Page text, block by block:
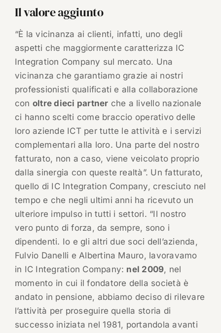
Il valore aggiunto
“È la vicinanza ai clienti, infatti, uno degli
aspetti che maggiormente caratterizza IC
Integration Company sul mercato. Una
vicinanza che garantiamo grazie ai nostri
professionisti qualificati e alla collaborazione
con oltre dieci partner che a livello nazionale
ci hanno scelti come braccio operativo delle
loro aziende ICT per tutte le attività e i servizi
complementari alla loro. Una parte del nostro
fatturato, non a caso, viene veicolato proprio
dalla sinergia con queste realtà”. Un fatturato,
quello di IC Integration Company, cresciuto nel
tempo e che negli ultimi anni ha ricevuto un
ulteriore impulso in tutti i settori. “Il nostro
vero punto di forza, da sempre, sono i
dipendenti. Io e gli altri due soci dell’azienda,
Fulvio Danelli e Albertina Mauro, lavoravamo
in IC Integration Company: nel 2009, nel
momento in cui il fondatore della società è
andato in pensione, abbiamo deciso di rilevare
l’attività per proseguire quella storia di
successo iniziata nel 1981, portandola avanti